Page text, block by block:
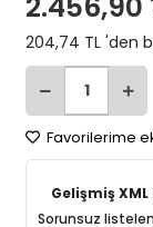
204,74 TL 'den
Favorilerime
Gelişmiş
Sorunsuz